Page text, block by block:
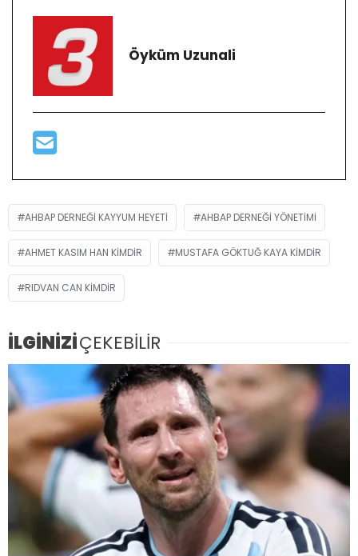
Öyküm Uzunali
AHBAP DERNEĞI KAYYUM HEYETI AHBAP DERNEĞI YÖNETIMI
AHMET KASIM HAN KIMDIR MUSTAFA GÖKTUĞ KAYA KIMDIR
RIDVAN CAN KIMDIR
İLGİNİZİÇEKEBİLİR